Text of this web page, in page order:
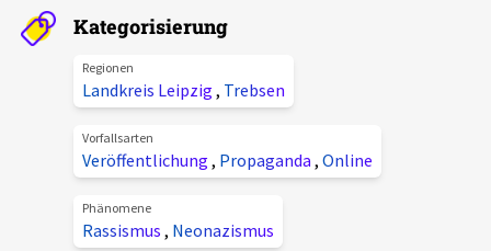
Alle Beiträge
Veranstaltungen
Podcasts
Über uns
Projektbeschreibung
Kontakt
Spenden
Kategorisierung
Regionen
Landkreis Leipzig , Trebsen
Vorfallsarten
Veröffentlichung , Propaganda , Online
Phänomene
Rassismus , Neonazismus